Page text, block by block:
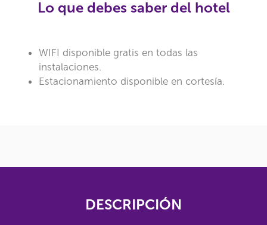
Lo que debes saber del hotel
WIFI disponible gratis en todas las
instalaciones.
Estacionamiento disponible en cortesía.
DESCRIPCIÓN